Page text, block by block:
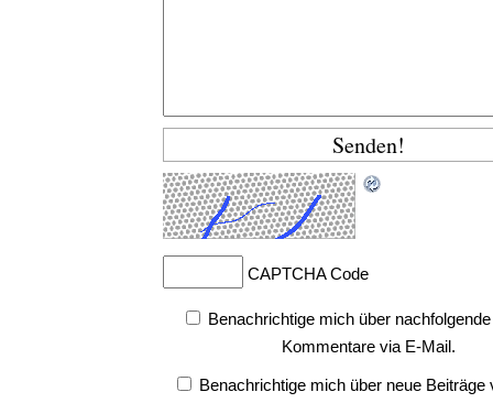
CAPTCHA Code
Benachrichtige mich über nachfolgende
Kommentare via E-Mail.
Benachrichtige mich über neue Beiträge